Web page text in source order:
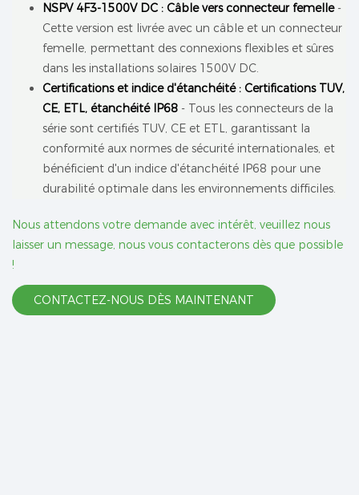
NSPV 4F3-1500V DC : Câble vers connecteur femelle-
Cette version est livrée avec un câble et un connecteur
femelle, permettant des connexions flexibles et sûres
dans les installations solaires 1500V DC.
Certifications et indice d'étanchéité : Certifications TUV,
CE, ETL, étanchéité IP68- Tous les connecteurs de la
série sont certifiés TUV, CE et ETL, garantissant la
conformité aux normes de sécurité internationales, et
bénéficient d'un indice d'étanchéité IP68 pour une
durabilité optimale dans les environnements difficiles.
Nous attendons votre demande avec intérêt, veuillez nous
laisser un message, nous vous contacterons dès que possible
!
CONTACTEZ-NOUS DÈS MAINTENANT